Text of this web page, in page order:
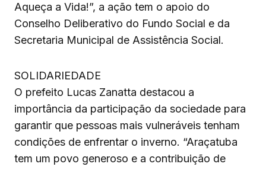
Aqueça a Vida!”, a ação tem o apoio do
Conselho Deliberativo do Fundo Social e da
Secretaria Municipal de Assistência Social.
SOLIDARIEDADE
O prefeito Lucas Zanatta destacou a
importância da participação da sociedade para
garantir que pessoas mais vulneráveis tenham
condições de enfrentar o inverno. “Araçatuba
tem um povo generoso e a contribuição de